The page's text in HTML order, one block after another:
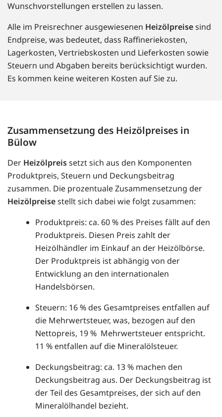
Wunschvorstellungen erstellen zu lassen.
Alle im Preisrechner ausgewiesenen Heizölpreisesind
Endpreise, was bedeutet, dass Raffineriekosten,
Lagerkosten, Vertriebskosten und Lieferkosten sowie
Steuern und Abgaben bereits berücksichtigt wurden.
Es kommen keine weiteren Kosten auf Sie zu.
Zusammensetzung des Heizölpreises in
Bülow
Der Heizölpreissetzt sich aus den Komponenten
Produktpreis, Steuern und Deckungsbeitrag
zusammen. Die prozentuale Zusammensetzung der
Heizölpreisestellt sich dabei wie folgt zusammen:
Produktpreis: ca. 60 % des Preises fällt auf den
Produktpreis. Diesen Preis zahlt der
Heizölhändler im Einkauf an der Heizölbörse.
Der Produktpreis ist abhängig von der
Entwicklung an den internationalen
Handelsbörsen.
Steuern: 16 % des Gesamtpreises entfallen auf
die Mehrwertsteuer, was, bezogen auf den
Nettopreis, 19 % Mehrwertsteuer entspricht.
11 % entfallen auf die Mineralölsteuer.
Deckungsbeitrag: ca. 13 % machen den
Deckungsbeitrag aus. Der Deckungsbeitrag ist
der Teil des Gesamtpreises, der sich auf den
Mineralölhandel bezieht.